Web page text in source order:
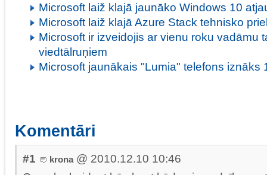
Microsoft laiž klajā jaunāko Windows 10
Microsoft laiž klajā Azure Stack tehnisko
Microsoft ir izveidojis ar vienu roku vadāmu
viedtālruņiem
Microsoft jaunākais "Lumia" telefons iznāks
Komentāri
#1 krona @ 2010.12.10 10:46